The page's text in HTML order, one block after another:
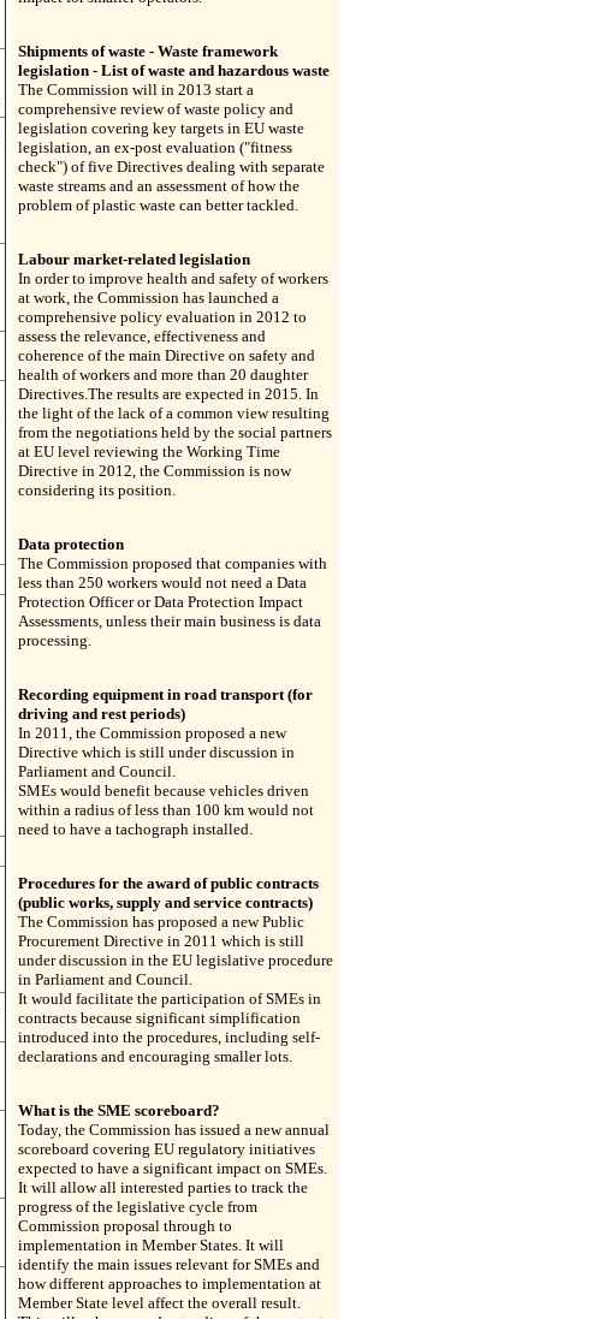
Shipments of waste - Waste framework
legislation - List of waste and hazardous waste
The Commission will in 2013 start a
comprehensive review of waste policy and
legislation covering key targets in EU waste
legislation, an ex-post evaluation ("fitness
check") of five Directives dealing with separate
waste streams and an assessment of how the
problem of plastic waste can better tackled.
Labour market-related legislation
In order to improve health and safety of workers
at work, the Commission has launched a
comprehensive policy evaluation in 2012 to
assess the relevance, effectiveness and
coherence of the main Directive on safety and
health of workers and more than 20 daughter
Directives.The results are expected in 2015. In
the light of the lack of a common view resulting
from the negotiations held by the social partners
at EU level reviewing the Working Time
Directive in 2012, the Commission is now
considering its position.
Data protection
The Commission proposed that companies with
less than 250 workers would not need a Data
Protection Officer or Data Protection Impact
Assessments, unless their main business is data
processing.
Recording equipment in road transport (for
driving and rest periods)
In 2011, the Commission proposed a new
Directive which is still under discussion in
Parliament and Council.
SMEs would benefit because vehicles driven
within a radius of less than 100 km would not
need to have a tachograph installed.
Procedures for the award of public contracts
(public works, supply and service contracts)
The Commission has proposed a new Public
Procurement Directive in 2011 which is still
under discussion in the EU legislative procedure
in Parliament and Council.
It would facilitate the participation of SMEs in
contracts because significant simplification
introduced into the procedures, including self-
declarations and encouraging smaller lots.
What is the SME scoreboard?
Today, the Commission has issued a new annual
scoreboard covering EU regulatory initiatives
expected to have a significant impact on SMEs.
It will allow all interested parties to track the
progress of the legislative cycle from
Commission proposal through to
implementation in Member States. It will
identify the main issues relevant for SMEs and
how different approaches to implementation at
Member State level affect the overall result.